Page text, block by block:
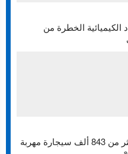
الكيميائية الخطرة من
تقرير: الجمارك تتمكن من حجز أكثر من 843 ألف سيجارة مهربة